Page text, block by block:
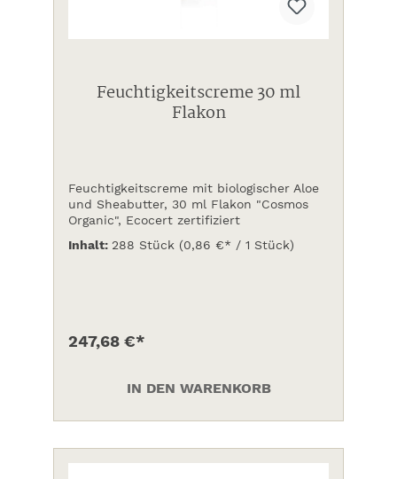
Feuchtigkeitscreme 30 ml
Flakon
Feuchtigkeitscreme mit biologischer Aloe
und Sheabutter, 30 ml Flakon "Cosmos
Organic", Ecocert zertifiziert
Inhalt: 288 Stück (0,86 €* / 1 Stück)
247,68 €*
IN DEN WARENKORB